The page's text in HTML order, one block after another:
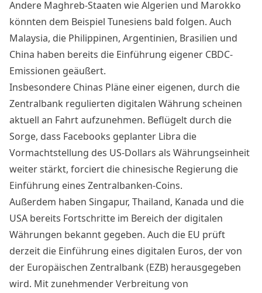
Andere Maghreb-Staaten wie Algerien und Marokko
könnten dem Beispiel Tunesiens bald folgen. Auch
Malaysia, die Philippinen, Argentinien, Brasilien und
China haben bereits die Einführung eigener CBDC-
Emissionen geäußert.
Insbesondere Chinas Pläne einer eigenen, durch die
Zentralbank regulierten digitalen Währung scheinen
aktuell an Fahrt aufzunehmen. Beflügelt durch die
Sorge, dass Facebooks geplanter Libra die
Vormachtstellung des US-Dollars als Währungseinheit
weiter stärkt, forciert die chinesische Regierung die
Einführung eines Zentralbanken-Coins.
Außerdem haben Singapur, Thailand, Kanada und die
USA bereits Fortschritte im Bereich der digitalen
Währungen bekannt gegeben. Auch die EU prüft
derzeit die Einführung eines digitalen Euros, der von
der Europäischen Zentralbank (EZB) herausgegeben
wird. Mit zunehmender Verbreitung von